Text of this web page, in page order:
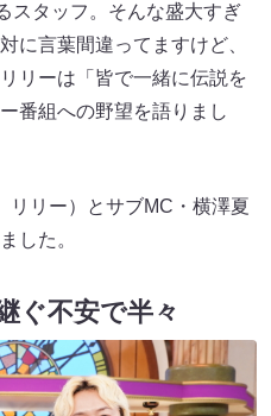
スタッフ。そんな盛大すぎ
に言葉間違ってますけど、
リーは「皆で一緒に伝説を
番組への野望を語りまし
リリー）とサブMC・横澤夏
した。
ぐ不安で半々